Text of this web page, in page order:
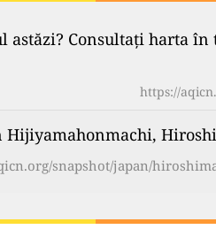
astăzi? Consultați harta
https://
snapshot/japan/